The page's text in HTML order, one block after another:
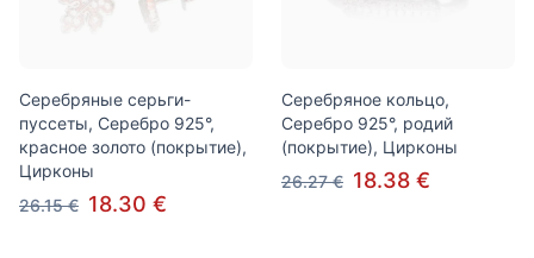
Серебряные серьги-
пуссеты, Серебро 925°,
красное золото (покрытие),
Цирконы
26.15 € 18.30 €
Серебряное кольцо,
Серебро 925°, родий
(покрытие), Цирконы
26.27 € 18.38 €